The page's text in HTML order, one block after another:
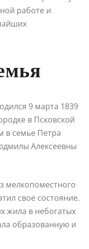
работе и
9 марта 1839
в Псковской
в семье Петра
Алексеевны
мелкопоместного
свое состояние.
жила в небогатых
образованную и